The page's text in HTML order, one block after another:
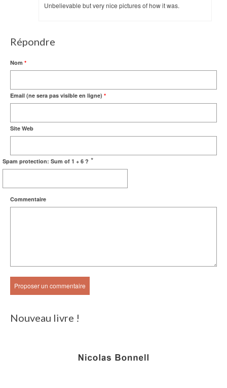
Unbelievable but very nice pictures of how it was.
Répondre
Nom *
Email (ne sera pas visible en ligne) *
Site Web
Spam protection: Sum of 1 + 6 ? *
Commentaire
Nouveau livre !